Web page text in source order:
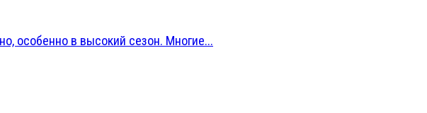
особенно в высокий сезон. Многие...